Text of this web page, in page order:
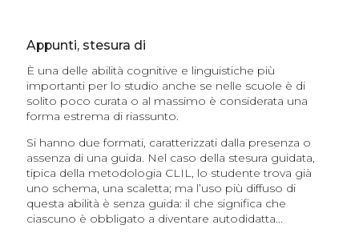
Appunti, stesura di
È una delle abilità cognitive e linguistiche più
importanti per lo studio anche se nelle scuole è di
solito poco curata o al massimo è considerata una
forma estrema di riassunto.
Si hanno due formati, caratterizzati dalla presenza o
assenza di una guida. Nel caso della stesura guidata,
tipica della metodologia CLIL, lo studente trova già
uno schema, una scaletta; ma l’uso più diffuso di
questa abilità è senza guida: il che significa che
ciascuno è obbligato a diventare autodidatta...